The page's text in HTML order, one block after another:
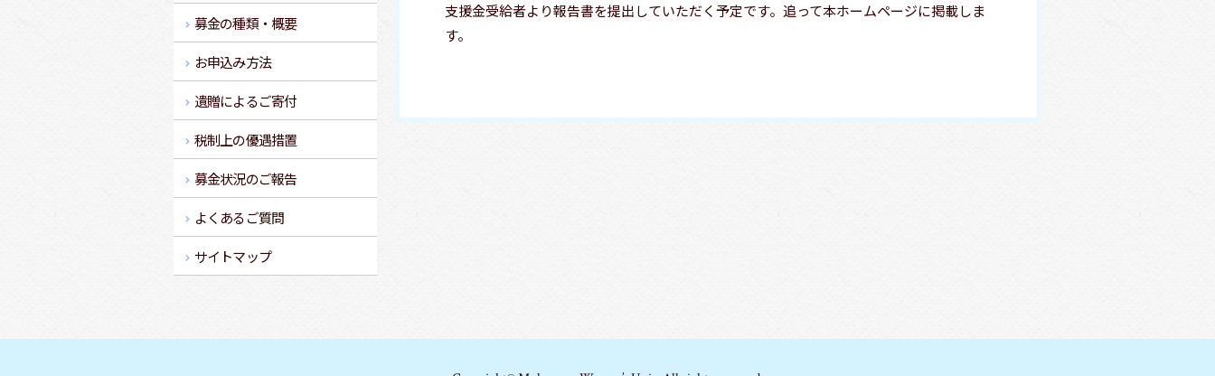
募金の種類・概要
お申込み方法
遺贈によるご寄付
税制上の優遇措置
募金状況のご報告
よくあるご質問
サイトマップ
支援金受給者より報告書を提出していただく予定です。追って本ホームページに掲載しま
す。